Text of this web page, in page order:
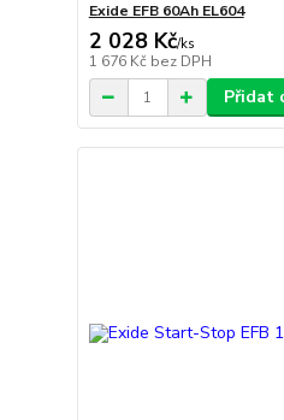
Exide EFB 60Ah EL604
2 028 Kč/ks
1 676 Kč bez DPH
Přidat